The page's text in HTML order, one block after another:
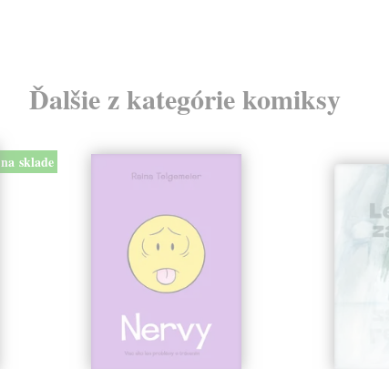
Ďalšie z kategórie komiksy
na sklade